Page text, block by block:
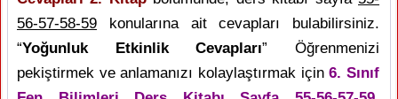
56-57-58-59 konularına ait cevapları bulabilirsiniz.
“Yoğunluk Etkinlik Cevapları” Öğrenmenizi
pekiştirmek ve anlamanızı kolaylaştırmak için6. Sınıf